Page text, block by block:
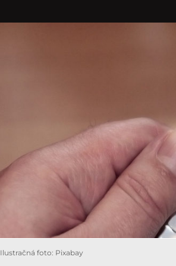
Ilustračná foto: Pixabay